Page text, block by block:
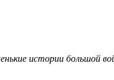
истории большой